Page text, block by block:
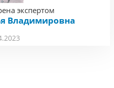
экспертом
Владимировна